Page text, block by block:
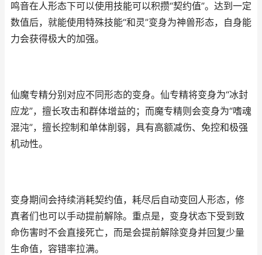
鸣音在人形态下可以使用技能可以积攒“契约值”。达到一定
数值后，就能使用特殊技能“和灵”变身为神兽形态，自身能
力会获得极大的加强。
仙魔专精分别对应不同形态的变身。仙专精将变身为“冰封
应龙”，擅长攻击和群体增益的；而魔专精则会变身为“嗜魂
混沌”，擅长控制和单体削弱，具有高额减伤、免控和极强
机动性。
变身期间会持续消耗契约值，耗尽后自动变回人形态，修
真者们也可以手动提前解除。重点是，变身状态下受到致
命伤害时不会直接死亡，而是会提前解除变身并回复少量
生命值，容错率拉满。